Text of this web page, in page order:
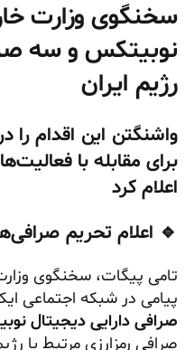
سخنگوی وزارت
نوبیتکس و سه
رژیم ایران
واشنگتن این اقدام را
برای مقابله با
اعلام کرد
🔹 اعلام تحریم
تامی پیگات، سخنگوی
پیامی در شبکه اجتماعی
صرافی دارایی دیجیتال
صرافی رمزارزی مرتبط با